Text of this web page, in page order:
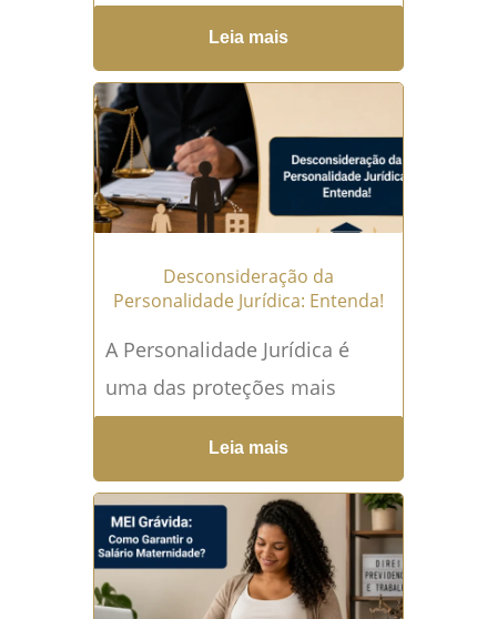
ultrapassar rapidamente os
limites da contabilidade de
uma empresa e provocar
consequências tributárias,
administrativas,
patrimoniais...Leia mais →
Leia mais
Desconsideração da
Personalidade Jurídica: Entenda!
A Personalidade Jurídica é
uma das proteções mais
importantes para quem abre
uma empresa, participa de
uma sociedade ou exerce
atividade empresarial de...
Leia mais →
Leia mais